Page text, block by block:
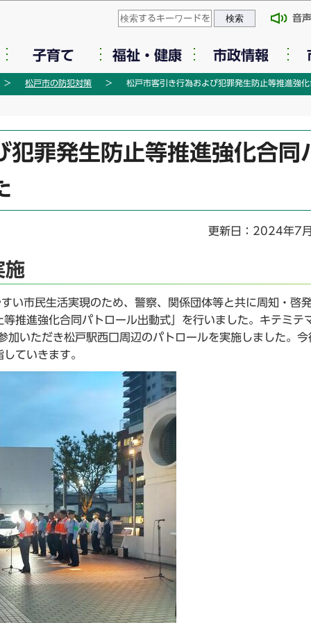
このページの本文へ移動
音
子育て 福祉・健康 市政情報
松戸市の防犯対策 松戸市客引き行為および犯罪発生防止等推進強
犯罪発生防止等推進強化合同
更新日：2024年7
施
市民生活実現のため、警察、関係団体等と共に周知・啓
推進強化合同パトロール出動式」を行いました。キテミテ
いただき松戸駅西口周辺のパトロールを実施しました。今
ていきます。